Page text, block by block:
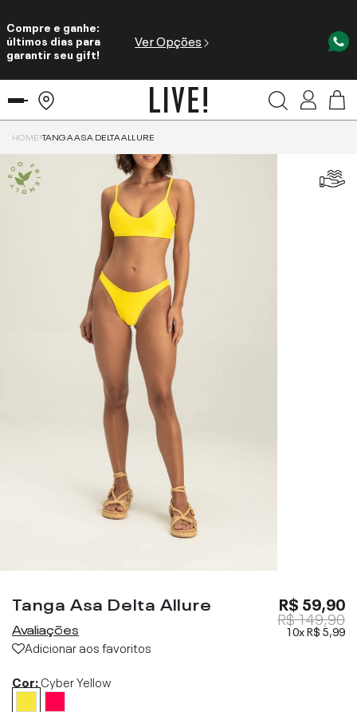
Compre e ganhe:
últimos dias para
garantir seu gift!
Ver Opções
HOME TANGA ASA DELTA ALLURE
Tanga Asa Delta Allure
Avaliações
Adicionar aos favoritos
R$ 59,90
R$ 149,90
10xR$ 5,99
Cor:Cyber Yellow